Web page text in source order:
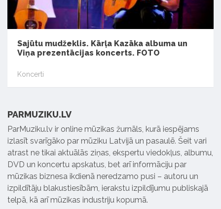
Sajūtu mudžeklis. Kārļa Kazāka albuma un
Viņa prezentācijas koncerts. FOTO
Koncerti
PARMUZIKU.LV
ParMuziku.lv ir online mūzikas žurnāls, kurā iespējams
izlasīt svarīgāko par mūziku Latvijā un pasaulē. Šeit vari
atrast ne tikai aktuālās ziņas, ekspertu viedokļus, albumu,
DVD un koncertu apskatus, bet arī informāciju par
mūzikas biznesa ikdienā neredzamo pusi – autoru un
izpildītāju blakustiesībām, ierakstu izpildījumu publiskajā
telpā, kā arī mūzikas industriju kopumā.